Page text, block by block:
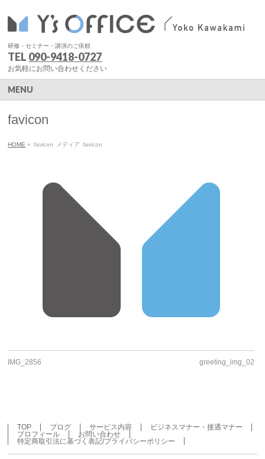
研修・セミナー・講演のご依頼
TEL 090-9418-0727
お気軽にお問い合わせください
MENU
favicon
HOME » favicon メディア favicon
IMG_2856 greeting_img_02
TOP ブログ サービス内容
ビジネスマナー・接遇マナー
プロフィール
お問い合わせ
特定商取引法に基づく表記/プライバシーポリシー